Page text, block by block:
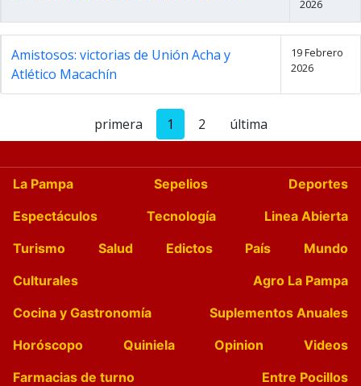
2026
Amistosos: victorias de Unión Acha y
Atlético Macachín
19 Febrero
2026
primera 1 2 última
La Pampa Sepelios
Deportes
Espectáculos
Tecnología
Linea Abierta
Turismo
Salud Edictos País
Mundo
Culturales
Agro La Pampa
Cocina y Gastronomía
Suplementos Anuales
Horóscopo
Quiniela Opinion
Videos
Farmacias de turno
Entre Pocillos